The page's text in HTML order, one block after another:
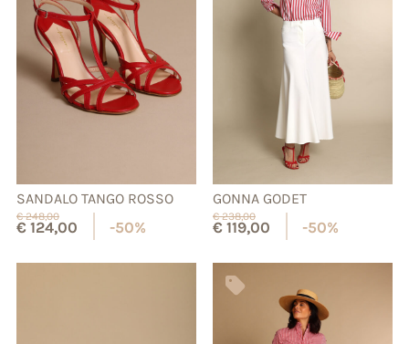
SANDALO TANGO ROSSO
€248,00
€124,00 -50%
GONNA GODET
€238,00
€119,00 -50%